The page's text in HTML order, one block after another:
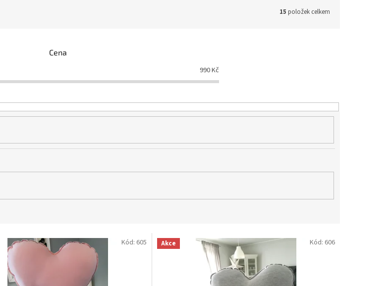
15 položek celkem
Cena
990Kč
Kód: 605 Akce Kód: 606